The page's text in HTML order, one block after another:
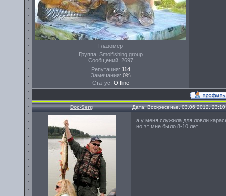
Глазомер
Группа: Smolfishing group
Сообщений: 2697
Репутация: 114
Замечания: 0%
Статус: Offline
Doc-Serg Дата: Воскресенье, 03.06.2012,
а у меня служила для ловли
но эт мне было 8-10 лет